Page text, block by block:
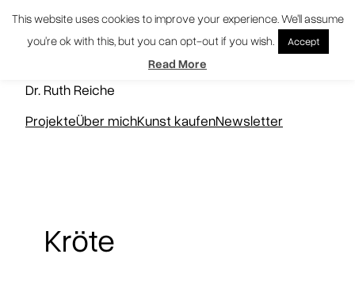
Zum
springen
KUNSTNERD
Dr. Ruth Reiche
ProjekteÜber michKunst kaufenNewsletter
Kröte
This website uses cookies to improve your experience. We'll assume
you're ok with this, but you can opt-out if you wish.
Accept
Read More